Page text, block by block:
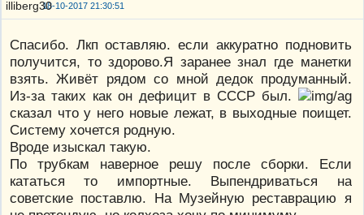
18-10-2017 21:30:51
Спасибо. Лкп оставляю. если аккуратно подновить
получится, то здорово.Я заранее знал где манетки
взять. Живёт рядом со мной дедок продуманный.
Из-за таких как он дефицит в СССР был.
сказал что у него новые лежат, в выходные поищет.
Систему хочется родную.
Вроде изыскал такую.
По трубкам наверное решу после сборки. Если
кататься то импортные. Выпендриваться на
советские поставлю. На Музейную реставрацию я